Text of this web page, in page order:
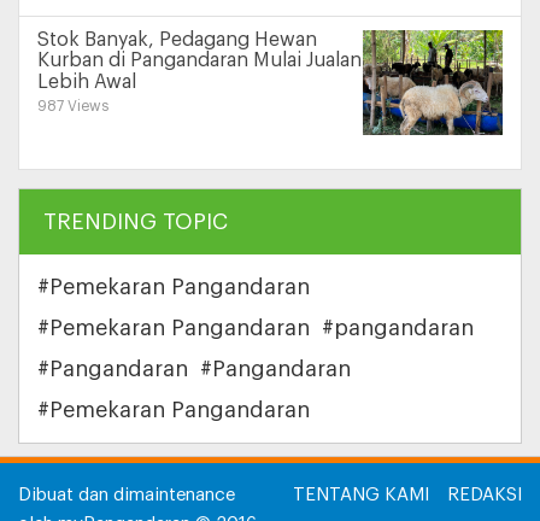
Stok Banyak, Pedagang Hewan
Kurban di Pangandaran Mulai Jualan
Lebih Awal
987 Views
TRENDING TOPIC
#Pemekaran Pangandaran
#Pemekaran Pangandaran
#pangandaran
#Pangandaran
#Pangandaran
#Pemekaran Pangandaran
Dibuat dan dimaintenance
TENTANG KAMI REDAKSI